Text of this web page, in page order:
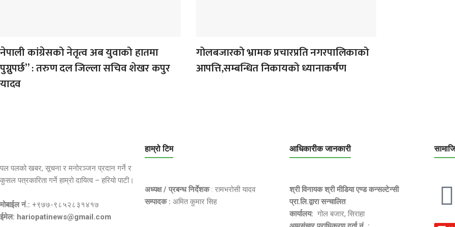
नेपाली कांग्रेसको नेतृत्व अब युवाको हातमा
पुग्नुपर्छ” : तरुण दल जिल्ला सचिव शेखर कपुर
यादव
गोलबजारको भ्रामक प्रचारप्रति नगरपालिकाको
आपत्ति,सम्बन्धित निकायको ध्यानाकर्षण
पल पलको खबर, सूचना र मनोरञ्जन प्रदान गर्ने र
कुसल पत्रकारिता गर्ने हाम्रो दायित्व – हरियो पाटी।
मोबाईल नं.: +९७७-९८५२८३१४१७
ईमेल: hariopatinews@gmail.com
हाम्रो टिम
अध्यक्ष / प्रबन्ध निर्देशक: रामभरोसी यादव
सम्पादक : अमित कुमार सिह
आधिकारीक जानकारी
श्री विनायक श्री मीडिया एण्ड कन्सल्टेन्सी
प्रा.लि.द्वारा सन्चालित
कार्यालय: गोल बजार, सिराहा